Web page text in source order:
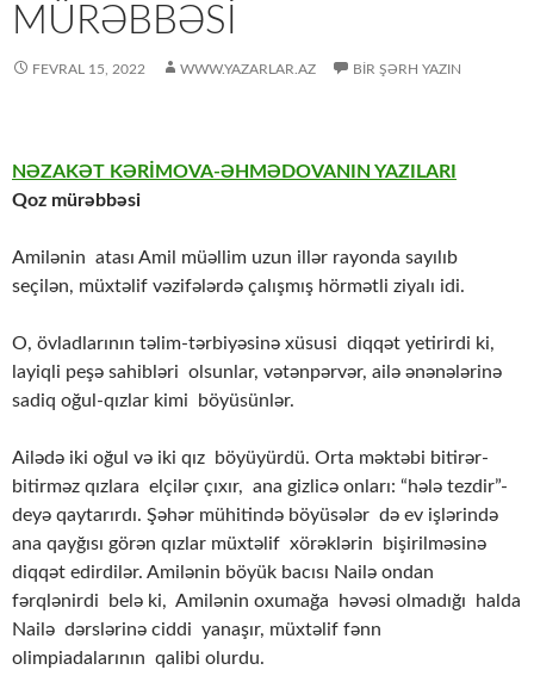
MÜRƏBBƏSİ
FEVRAL 15, 2022 WWW.YAZARLAR.AZ BIR ŞƏRH YAZIN
NƏZAKƏT KƏRİMOVA-ƏHMƏDOVANIN YAZILARI
Qoz mürəbbəsi
Amilənin atası Amil müəllim uzun illər rayonda sayılıb
seçilən, müxtəlif vəzifələrdə çalışmış hörmətli ziyalı idi.
O, övladlarının təlim-tərbiyəsinə xüsusi diqqət yetirirdi ki,
layiqli peşə sahibləri olsunlar, vətənpərvər, ailə ənənələrinə
sadiq oğul-qızlar kimi böyüsünlər.
Ailədə iki oğul və iki qız böyüyürdü. Orta məktəbi bitirər-
bitirməz qızlara elçilər çıxır, ana gizlicə onları: “hələ tezdir”-
deyə qaytarırdı. Şəhər mühitində böyüsələr də ev işlərində
ana qayğısı görən qızlar müxtəlif xörəklərin bişirilməsinə
diqqət edirdilər. Amilənin böyük bacısı Nailə ondan
fərqlənirdi belə ki, Amilənin oxumağa həvəsi olmadığı halda
Nailə dərslərinə ciddi yanaşır, müxtəlif fənn
olimpiadalarının qalibi olurdu.